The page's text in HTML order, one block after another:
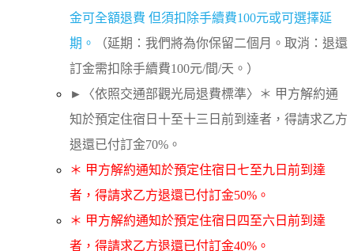
金可全額退費 但須扣除手續費100元或可選擇延
期。
（延期：我們將為你保留二個月。取消：退還
訂金需扣除手續費100元/間/天。）
►〈依照交通部觀光局退費標準〉＊ 甲方解約通
知於預定住宿日十至十三日前到達者，得請求乙方
退還已付訂金70%。
＊ 甲方解約通知於預定住宿日七至九日前到達
者，得請求乙方退還已付訂金50%。
＊ 甲方解約通知於預定住宿日四至六日前到達
者，得請求乙方退還已付訂金40%。